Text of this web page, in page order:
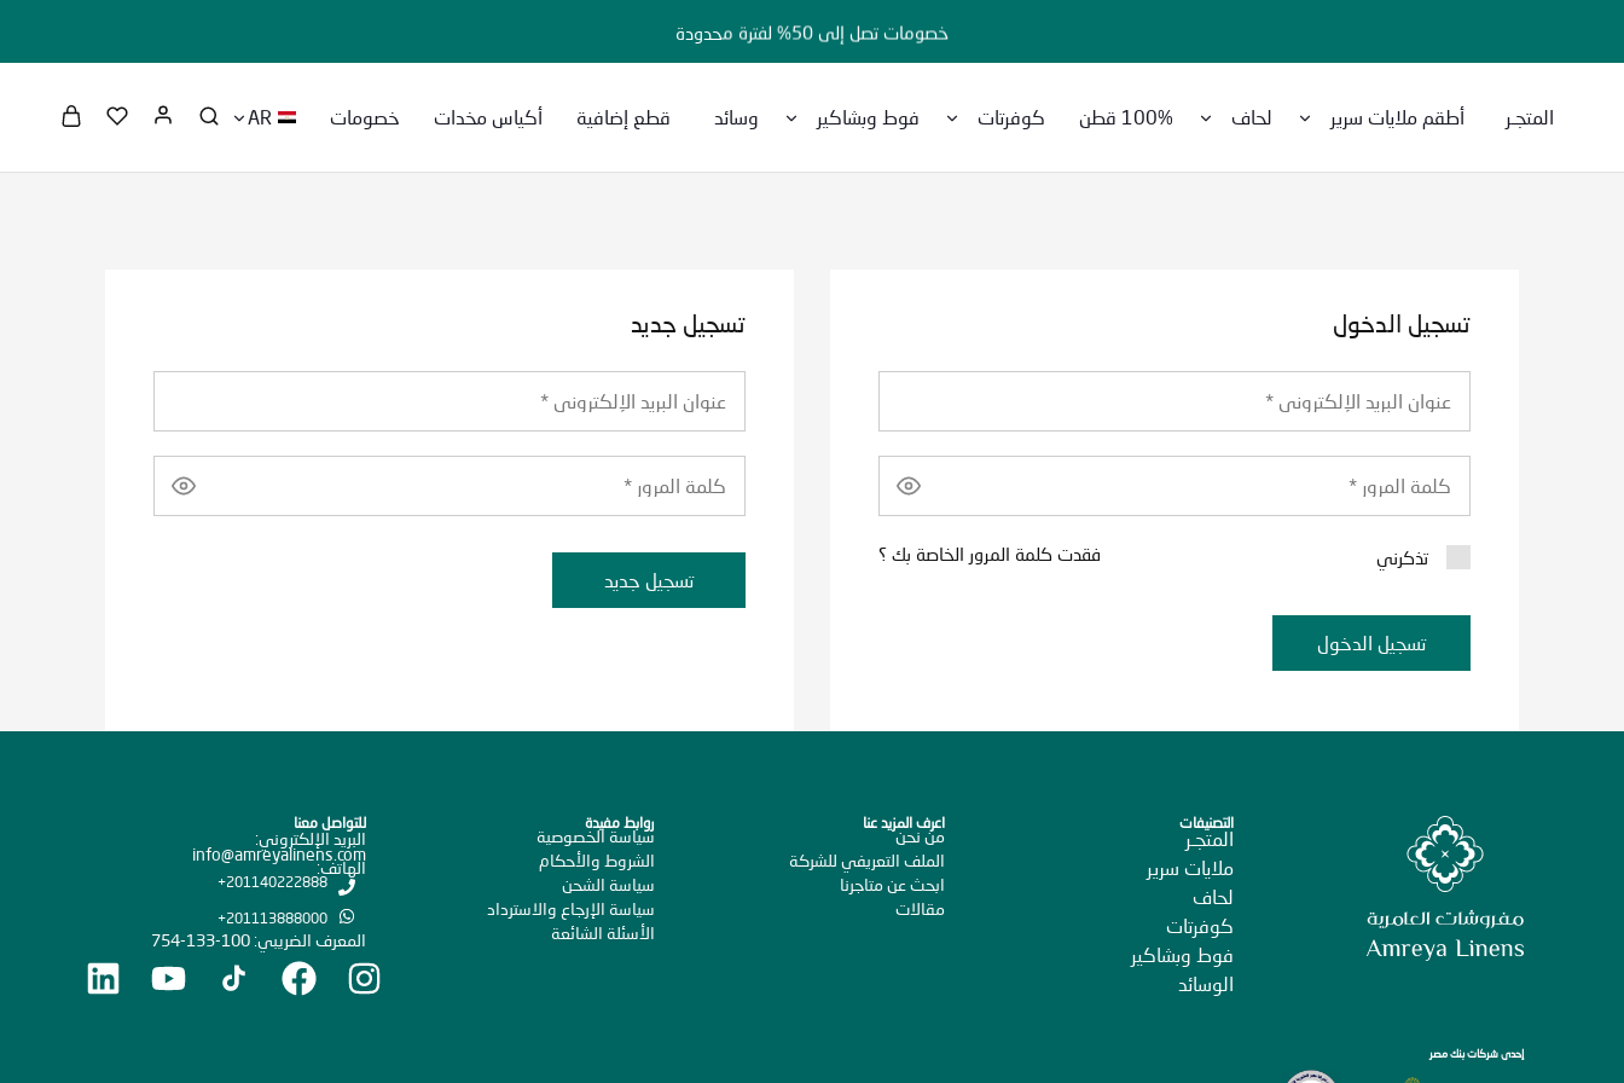
خصومات تصل إلى 50% لفترة محدودة
Amreya
Purchase
المتجـر أطقم ملايات سرير لحاف 100% قطن كوفرتات فوط وبشاكير وسائد قطع إضافية أكياس مخدات خصومات AR
تسجيل الدخول
تذكرني فقدت كلمة المرور الخاصة بك ؟
تسجيل الدخول
تسجيل جديد
تسجيل جديد
إحدى شركات بنك مصر
التصنيفات
المتجـر
ملايات سرير
لحاف
كوفرتات
فوط وبشاكير
الوسائد
اعرف المزيد عنا
من نحن
الملف التعريفي للشركة
ابحث عن متاجرنا
مقالات
روابط مفيدة
سياسة الخصوصية
الشروط والأحكام
سياسة الشحن
سياسة الإرجاع والاسترداد
الأسئلة الشائعة
للتواصل معنا
البريد الإلكتروني:
info@amreyalinens.com
الهاتف:
201140222888+
201113888000+
المعرف الضريبي: 100-133-754